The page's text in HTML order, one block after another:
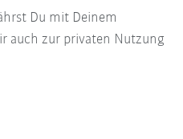
Du mit Deinem
auch zur privaten Nutzung